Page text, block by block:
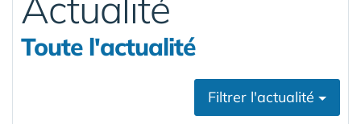
Toute l'actualité
Filtrer l'actualité